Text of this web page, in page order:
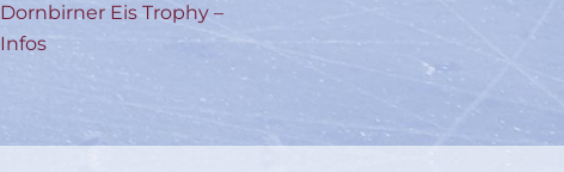
Dornbirner Eis Trophy –
Infos